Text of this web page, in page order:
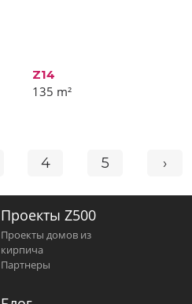
Z14
135 m²
4 5 ›
Проекты Z500
Проекты домов из
кирпича
Партнеры